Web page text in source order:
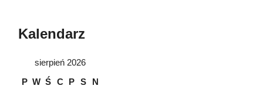
Kalendarz
sierpień 2026
P W Ś C P S
N